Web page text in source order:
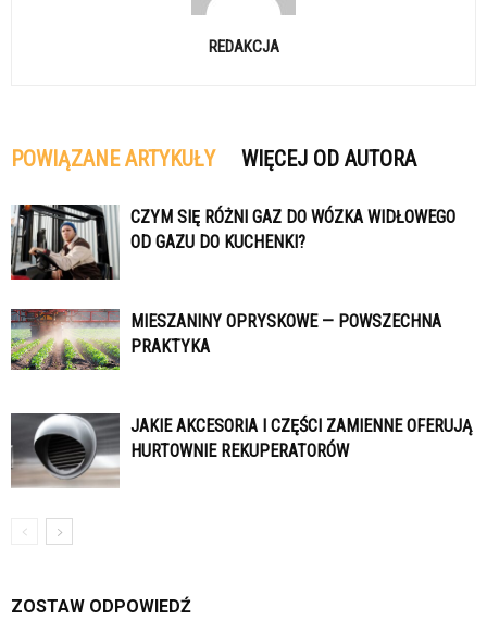
REDAKCJA
POWIĄZANE ARTYKUŁY WIĘCEJ OD AUTORA
CZYM SIĘ RÓŻNI GAZ DO WÓZKA WIDŁOWEGO
OD GAZU DO KUCHENKI?
MIESZANINY OPRYSKOWE — POWSZECHNA
PRAKTYKA
JAKIE AKCESORIA I CZĘŚCI ZAMIENNE OFERUJĄ
HURTOWNIE REKUPERATORÓW
ZOSTAW ODPOWIEDŹ